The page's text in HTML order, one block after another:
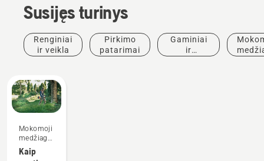
Susijęs turinys
Renginiai
ir veikla
Pirkimo
patarimai
Gaminiai
ir
Mokomoji
medžiaga
ir vadovai
Kaip